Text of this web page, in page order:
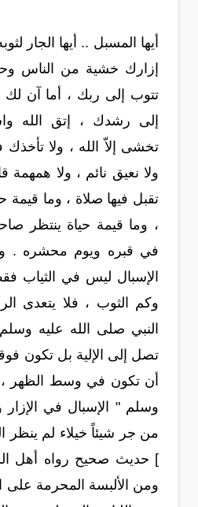
أيها المسبل .. أيها الجار
إزارك خشية من الناس
تتوب إلى ربك ، أما آن
إلى رشدك ، إتق الله
تخشى إلاّ الله ، ولا تأخذك
ولا نعيق نائم ، ولا همهمة
تقبل فيها صلاة ، وما قيمة
، وما قيمة حياة ينتظر
في قبره ويوم محشره .
الإسبال ليس في الثياب
وكم الثوب ، فلا يتعدى
النبي صلى الله عليه
تصل إلى الإلية بل تكون
أن تكون في وسط الظهر ،
وسلم " الإسبال في الإزار
من جر شيئاً خيلاء لم ينظر
] حديث صحيح رواه أهل
ومن الألبسة المحرمة على